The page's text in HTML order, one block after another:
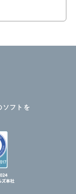
ソフトを